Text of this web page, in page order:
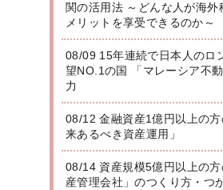
関の活用法 ～どんな人が海外
メリットを享受できるのか～
08/09 15年連続で日本人のロ
望NO.1の国 「マレーシア不
力
08/12 金融資産1億円以上の
来あるべき資産運用」
08/14 資産規模5億円以上の
産管理会社」のつくり方・つ